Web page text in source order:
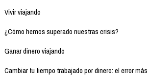
Vivir viajando
¿Cómo hemos superado nuestras crisis?
Ganar dinero viajando
Cambiar tu tiempo trabajado por dinero: el error más